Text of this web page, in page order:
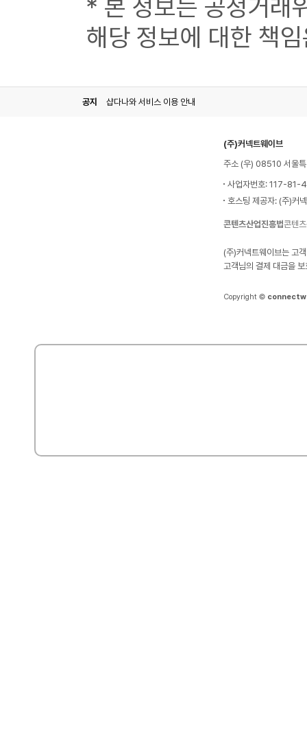
* 본 정보는 공정거래
해당 정보에 대한 책
공지 샵다나와 서비스 이용 안내
(주)커넥트웨이브
주소 (우) 08510 서울
사업자번호: 117-81-
호스팅 제공자: (주)커
콘텐츠산업진흥법콘텐
(주)커넥트웨이브는 고
고객님의 결제 대금을
Copyright ©